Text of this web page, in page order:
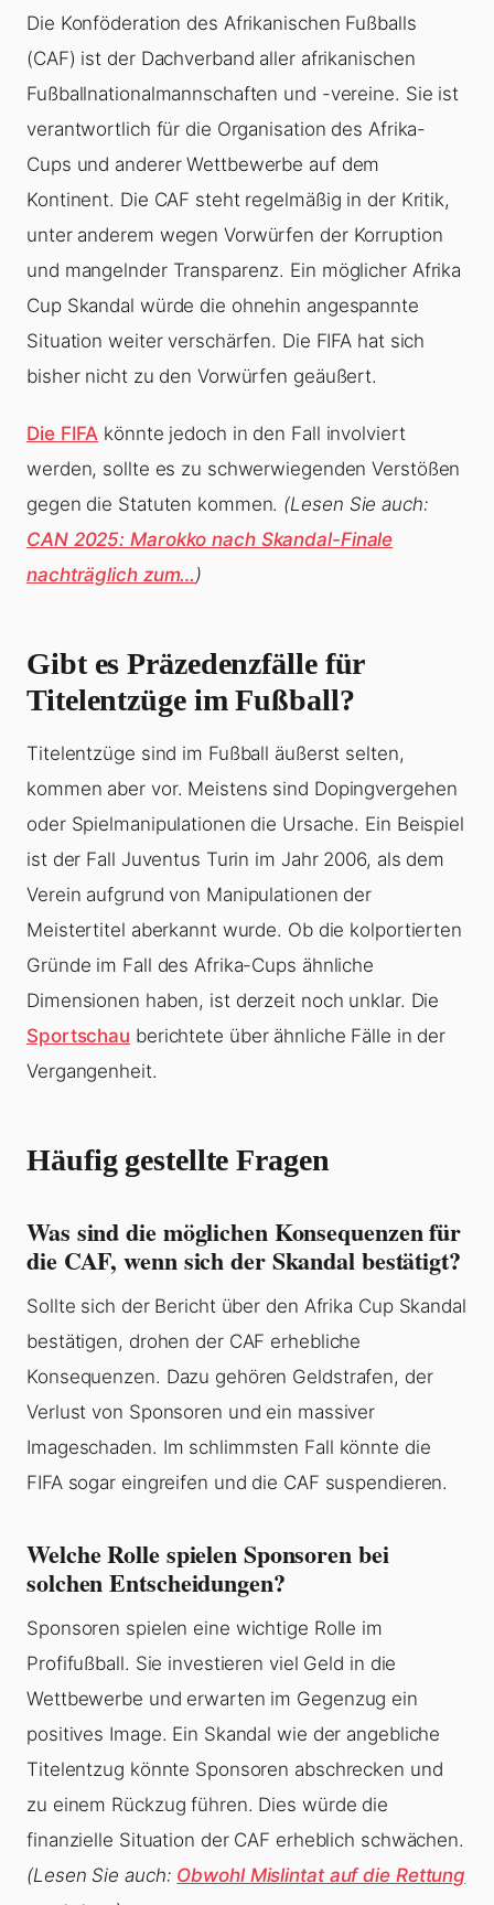
Die Konföderation des Afrikanischen Fußballs
(CAF) ist der Dachverband aller afrikanischen
Fußballnationalmannschaften und -vereine. Sie ist
verantwortlich für die Organisation des Afrika-
Cups und anderer Wettbewerbe auf dem
Kontinent. Die CAF steht regelmäßig in der Kritik,
unter anderem wegen Vorwürfen der Korruption
und mangelnder Transparenz. Ein möglicher Afrika
Cup Skandal würde die ohnehin angespannte
Situation weiter verschärfen. Die FIFA hat sich
bisher nicht zu den Vorwürfen geäußert.
Die FIFA könnte jedoch in den Fall involviert
werden, sollte es zu schwerwiegenden Verstößen
gegen die Statuten kommen. (Lesen Sie auch:
CAN 2025: Marokko nach Skandal-Finale
nachträglich zum…)
Gibt es Präzedenzfälle für
Titelentzüge im Fußball?
Titelentzüge sind im Fußball äußerst selten,
kommen aber vor. Meistens sind Dopingvergehen
oder Spielmanipulationen die Ursache. Ein Beispiel
ist der Fall Juventus Turin im Jahr 2006, als dem
Verein aufgrund von Manipulationen der
Meistertitel aberkannt wurde. Ob die kolportierten
Gründe im Fall des Afrika-Cups ähnliche
Dimensionen haben, ist derzeit noch unklar. Die
Sportschau berichtete über ähnliche Fälle in der
Vergangenheit.
Häufig gestellte Fragen
Was sind die möglichen Konsequenzen für
die CAF, wenn sich der Skandal bestätigt?
Sollte sich der Bericht über den Afrika Cup Skandal
bestätigen, drohen der CAF erhebliche
Konsequenzen. Dazu gehören Geldstrafen, der
Verlust von Sponsoren und ein massiver
Imageschaden. Im schlimmsten Fall könnte die
FIFA sogar eingreifen und die CAF suspendieren.
Welche Rolle spielen Sponsoren bei
solchen Entscheidungen?
Sponsoren spielen eine wichtige Rolle im
Profifußball. Sie investieren viel Geld in die
Wettbewerbe und erwarten im Gegenzug ein
positives Image. Ein Skandal wie der angebliche
Titelentzug könnte Sponsoren abschrecken und
zu einem Rückzug führen. Dies würde die
finanzielle Situation der CAF erheblich schwächen.
(Lesen Sie auch: Obwohl Mislintat auf die Rettung